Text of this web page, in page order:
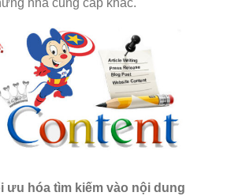
nhà cung cấp khác.
ưu hóa tìm kiếm vào nội dung